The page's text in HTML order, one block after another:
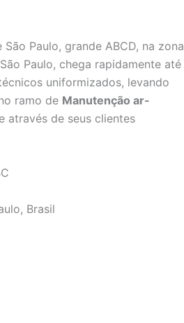
Paulo, grande ABCD, na zona
Paulo, chega rapidamente até
uniformizados, levando
ramo de Manutenção ar-
através de seus clientes
Brasil